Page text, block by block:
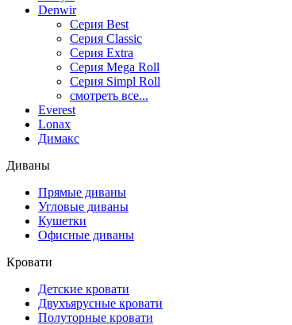
Denwir
Серия Best
Серия Classic
Серия Extra
Серия Mega Roll
Серия Simpl Roll
смотреть все...
Everest
Lonax
Димакс
Диваны
Прямые диваны
Угловые диваны
Кушетки
Офисные диваны
Кровати
Детские кровати
Двухъярусные кровати
Полуторные кровати